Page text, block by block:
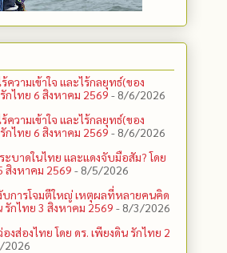
ความเข้าใจ และไร้กลยุทธ์(ของ
กไทย 6 สิงหาคม 2569 - 8/6/2026
ความเข้าใจ และไร้กลยุทธ์(ของ
กไทย 6 สิงหาคม 2569 - 8/6/2026
ะบาดในไทย และแดงจับมือสัม? โดย
สิงหาคม 2569 - 8/5/2026
บการโจมตีใหญ่ เหตุผลที่หลายคนคิด
รักไทย 3 สิงหาคม 2569 - 8/3/2026
ส่องไทย โดย ดร. เพียงดิน รักไทย 2
2026